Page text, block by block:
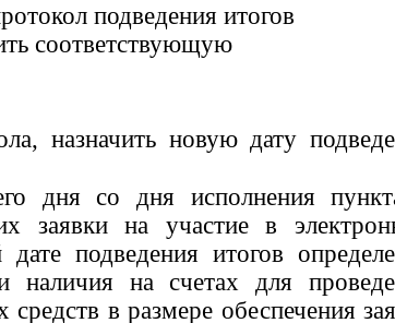
подведения итогов
соответствующую
назначить новую дату
дня со дня исполнения
заявки на участие в
подведения итогов
наличия на счетах для
в размере обеспечения